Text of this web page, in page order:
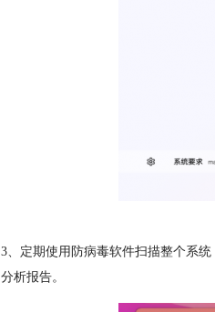
3、定期使用防病毒软件扫描整个系
分析报告。